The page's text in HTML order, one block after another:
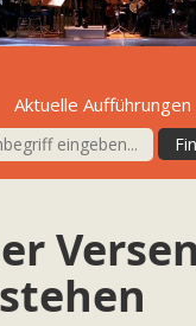
Aktuelle Aufführungen